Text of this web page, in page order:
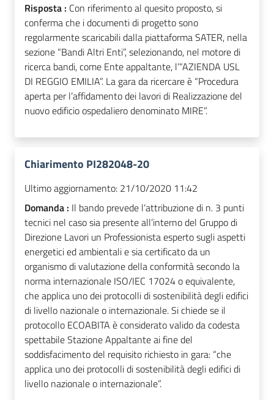
Risposta : Con riferimento al quesito proposto, si
conferma che i documenti di progetto sono
regolarmente scaricabili dalla piattaforma SATER, nella
sezione “Bandi Altri Enti”, selezionando, nel motore di
ricerca bandi, come Ente appaltante, l’“AZIENDA USL
DI REGGIO EMILIA”. La gara da ricercare è “Procedura
aperta per l’affidamento dei lavori di Realizzazione del
nuovo edificio ospedaliero denominato MIRE”.
Chiarimento PI282048-20
Ultimo aggiornamento: 21/10/2020 11:42
Domanda : Il bando prevede l’attribuzione di n. 3 punti
tecnici nel caso sia presente all’interno del Gruppo di
Direzione Lavori un Professionista esperto sugli aspetti
energetici ed ambientali e sia certificato da un
organismo di valutazione della conformità secondo la
norma internazionale ISO/IEC 17024 o equivalente,
che applica uno dei protocolli di sostenibilità degli edifici
di livello nazionale o internazionale. Si chiede se il
protocollo ECOABITA è considerato valido da codesta
spettabile Stazione Appaltante ai fine del
soddisfacimento del requisito richiesto in gara: “che
applica uno dei protocolli di sostenibilità degli edifici di
livello nazionale o internazionale”.